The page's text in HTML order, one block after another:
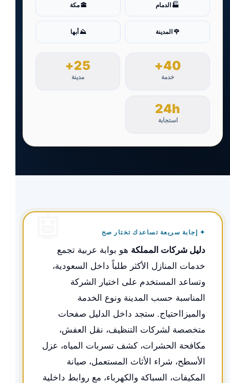
🏭 الدمام 🕋 مكة
🌹 المدينة ⛰️ أبها
40+
خدمة
25+
مدينة
24h
استجابة
✦ إجابة سريعة تساعدك تختار صح
دليل شركات المملكة هو بوابة عربية تجمع
خدمات المنازل الأكثر طلباً داخل السعودية،
وتساعد المستخدم على اختيار الشركة
المناسبة حسب المدينة ونوع الخدمة
والميزااحتياج. ستجد داخل الدليل صفحات
متخصصة لشركات التنظيف، نقل العفش،
مكافحة الحشرات، كشف تسربات المياه، عزل
الأسطح، شراء الأثاث المستعمل، صيانة
المكيفات، السباكة والكهرباء، مع روابط داخلية